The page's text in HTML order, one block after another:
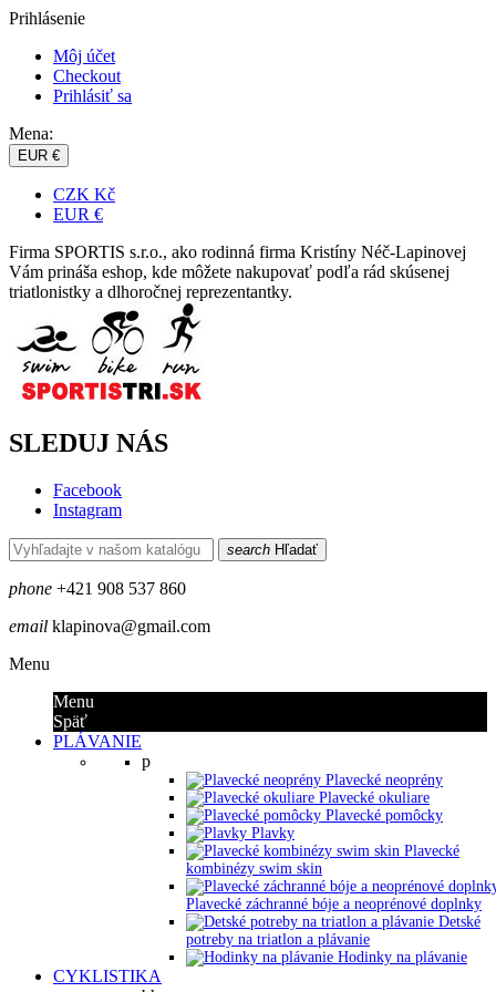
Prihlásenie
Môj účet
Checkout
Prihlásiť sa
Mena:
EUR €
CZK Kč
EUR €
Firma SPORTIS s.r.o., ako rodinná firma Kristíny Néč-Lapinovej
Vám prináša eshop, kde môžete nakupovať podľa rád skúsenej
triatlonistky a dlhoročnej reprezentantky.
SLEDUJ NÁS
Facebook
Instagram
search Hľadať
phone +421 908 537 860
email klapinova@gmail.com
Menu
Menu
Späť
PLÁVANIE
p
Plavecké neoprény
Plavecké okuliare
Plavecké pomôcky
Plavky
Plavecké
kombinézy swim skin
Plavecké záchranné bóje a neoprénové doplnky
Detské
potreby na triatlon a plávanie
Hodinky na plávanie
CYKLISTIKA